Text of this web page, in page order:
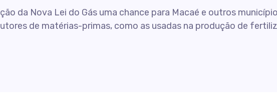
da Nova Lei do Gás uma chance para Macaé e outros
de matérias-primas, como as usadas na produção de